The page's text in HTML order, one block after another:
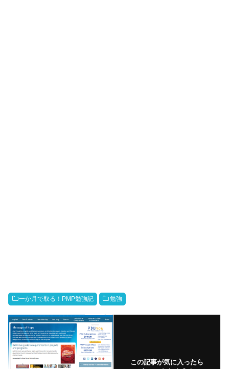
一か月で取る！PMP勉強記 勉強
この記事が気に入ったら